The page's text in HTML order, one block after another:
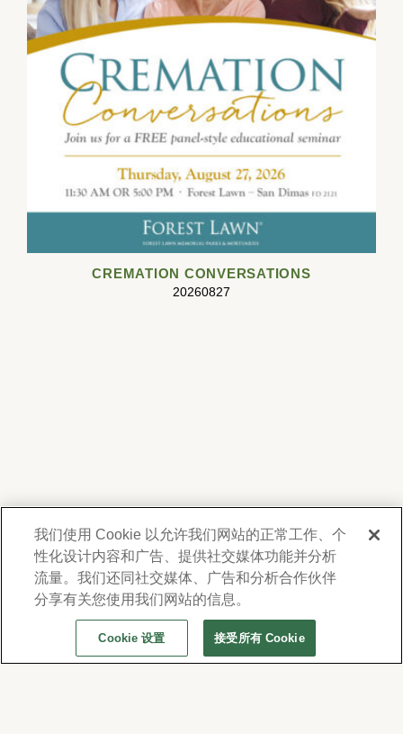
CREMATION CONVERSATIONS
20260827
我們尊重您的隱私。為了向您提供有關產品、服
務及活動之資訊，Forest Lawn 會蒐集並使用您
在此提供的聯絡資料，並得不時透過電子郵件、
電話或人工撥打之短信或簡訊與您聯繫。詳情請
參閱本公司的隱私權政策及使用條款。若要變更
通訊偏好設定，請至
我们使用 Cookie 以允许我们网站的正常工作、个
性化设计内容和广告、提供社交媒体功能并分析
流量。我们还同社交媒体、广告和分析合作伙伴
分享有关您使用我们网站的信息。
Cookie 设置 接受所有 Cookie